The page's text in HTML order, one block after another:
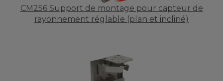
CM256 Support de montage pour capteur de
rayonnement réglable (plan et incliné)